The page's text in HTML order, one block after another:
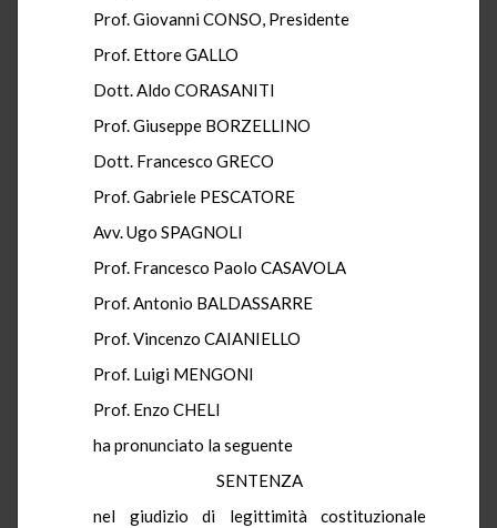
Prof. Giovanni CONSO, Presidente
Prof. Ettore GALLO
Dott. Aldo CORASANITI
Prof. Giuseppe BORZELLINO
Dott. Francesco GRECO
Prof. Gabriele PESCATORE
Avv. Ugo SPAGNOLI
Prof. Francesco Paolo CASAVOLA
Prof. Antonio BALDASSARRE
Prof. Vincenzo CAIANIELLO
Prof. Luigi MENGONI
Prof. Enzo CHELI
ha pronunciato la seguente
SENTENZA
nel giudizio di legittimità costituzionale